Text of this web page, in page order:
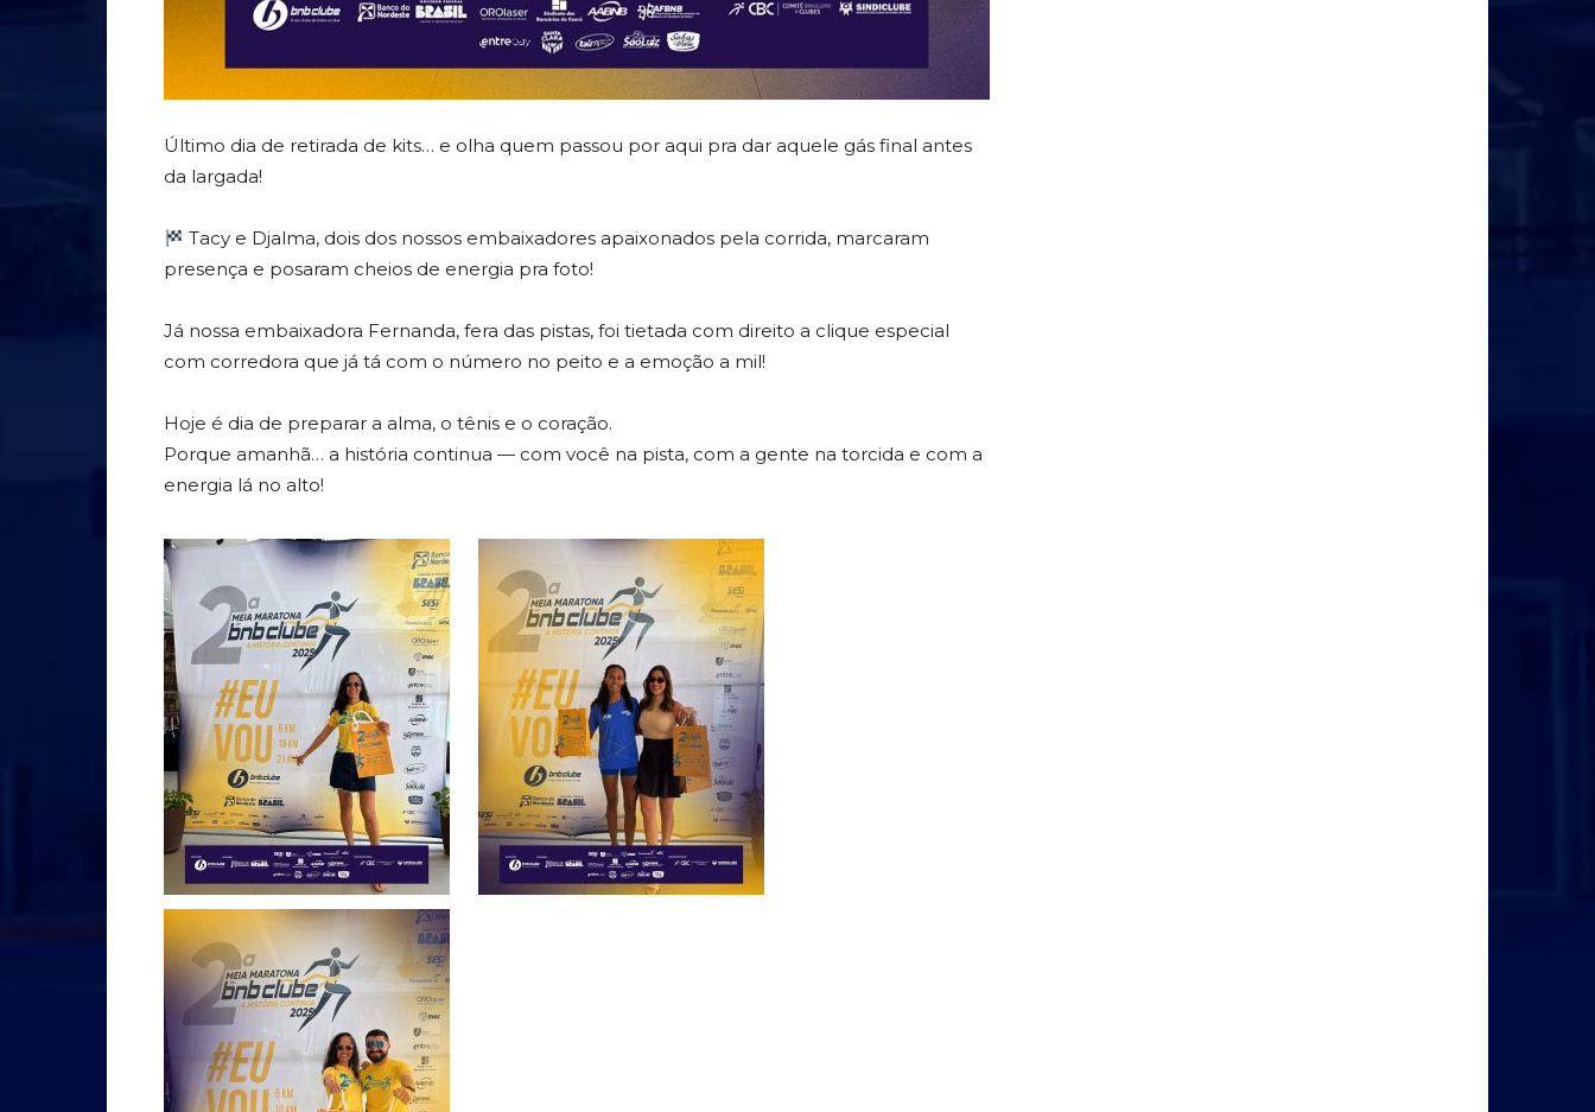
Último dia de retirada de kits… e olha quem passou por aqui pra dar aquele gás final antes
da largada!
Tacy e Djalma, dois dos nossos embaixadores apaixonados pela corrida, marcaram
presença e posaram cheios de energia pra foto!
Já nossa embaixadora Fernanda, fera das pistas, foi tietada com direito a clique especial
com corredora que já tá com o número no peito e a emoção a mil!
Hoje é dia de preparar a alma, o tênis e o coração.
Porque amanhã… a história continua — com você na pista, com a gente na torcida e com a
energia lá no alto!